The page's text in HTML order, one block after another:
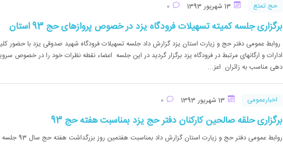
حج تمتع
برگزاری جلسه کمیته تسهیلات فرودگاه یزد در خصوص پروازهای حج 93 استان
روابط عمومی دفتر حج و زیارت استان یزد گزارش داد جلسه تسهیلات فرودگاه شهید صدوقی یزد با حضور
ادارات و ارگانهای مرتبط در فرودگاه یزد برگزار گردید در این جلسه اعضاء نقطه نظرات خود را در خصوص
دهی مناسب به زائران اعز...
اخبارعمومی
برگزاری حلقه صالحین کارکنان دفتر حج یزد بمناسبت هفته حج 93
روابط عمومی دفتر حج و زیارت استان گزارش داد